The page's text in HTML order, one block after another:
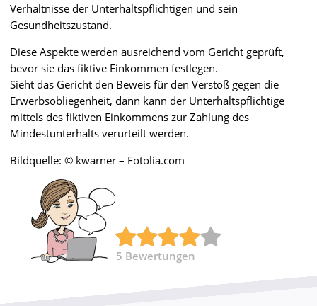
Verhältnisse der Unterhaltspflichtigen und sein
Gesundheitszustand.
Diese Aspekte werden ausreichend vom Gericht geprüft,
bevor sie das fiktive Einkommen festlegen.
Sieht das Gericht den Beweis für den Verstoß gegen die
Erwerbsobliegenheit, dann kann der Unterhaltspflichtige
mittels des fiktiven Einkommens zur Zahlung des
Mindestunterhalts verurteilt werden.
Bildquelle: © kwarner – Fotolia.com
5 Bewertungen